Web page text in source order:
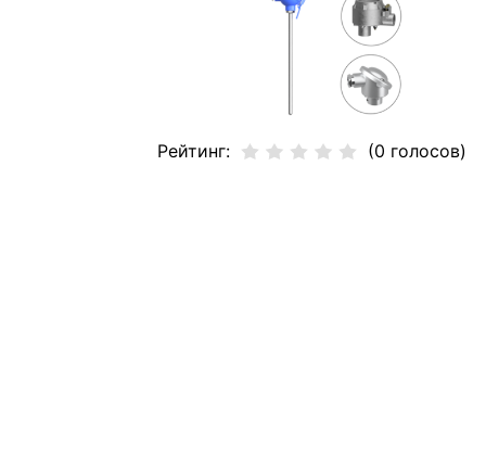
Рейтинг: (0 голосов)